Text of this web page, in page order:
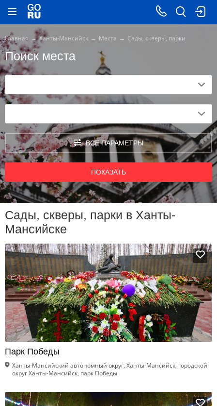
Главная Ханты-Мансийск Места Сады, скверы, парки
Поиск места
ВСЕ ПАРАМЕТРЫ
ПОКАЗАТЬ
Сады, скверы, парки в Ханты-
Мансийске
Парк Победы
Ханты-Мансийский автономный округ, Ханты-Мансийск, городской
округ Ханты-Мансийск, парк Победы